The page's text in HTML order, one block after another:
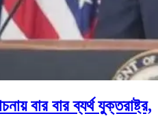
বার বার ব্যর্থ যুক্তরাষ্ট্র,